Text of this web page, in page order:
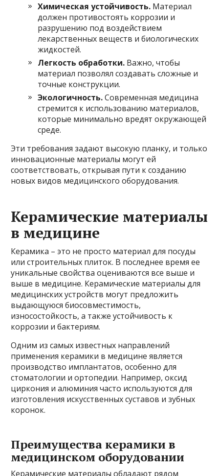
Химическая устойчивость. Материал
должен противостоять коррозии и
разрушению под воздействием
лекарственных веществ и биологических
жидкостей.
Легкость обработки. Важно, чтобы
материал позволял создавать сложные и
точные конструкции.
Экологичность.Современная медицина
стремится к использованию материалов,
которые минимально вредят окружающей
среде.
Эти требования задают высокую планку, и только
инновационные материалы могут ей
соответствовать, открывая пути к созданию
новых видов медицинского оборудования.
Керамические материалы
в медицине
Керамика – это не просто материал для посуды
или строительных плиток. В последнее время ее
уникальные свойства оцениваются все выше и
выше в медицине. Керамические материалы для
медицинских устройств могут предложить
выдающуюся биосовместимость,
износостойкость, а также устойчивость к
коррозии и бактериям.
Одним из самых известных направлений
применения керамики в медицине является
производство имплантатов, особенно для
стоматологии и ортопедии. Например, оксид
циркония и алюминия часто используются для
изготовления искусственных суставов и зубных
коронок.
Преимущества керамики в
медицинском оборудовании
Керамические материалы обладают рядом